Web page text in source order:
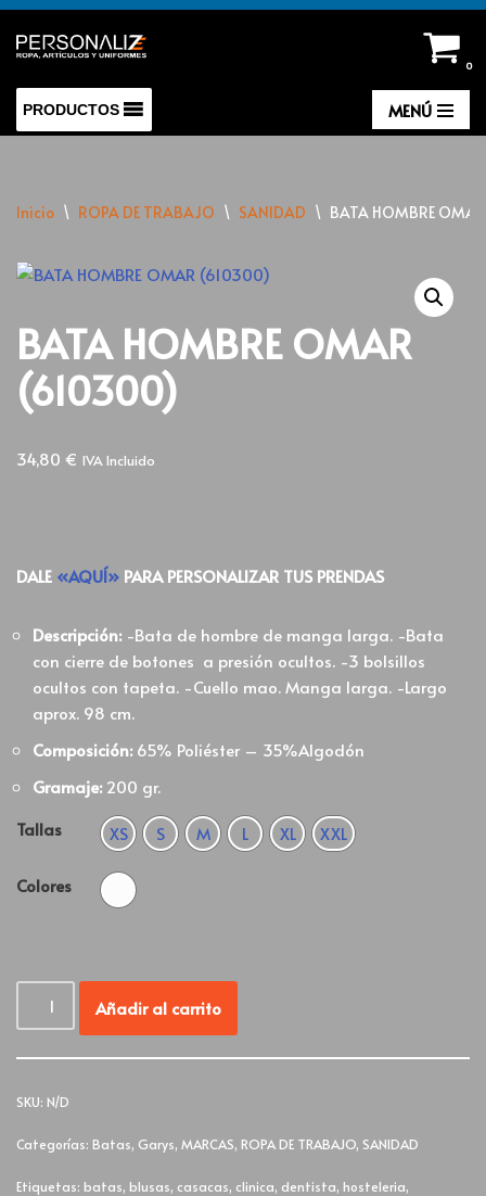
Saltar
al
contenido
0
PRODUCTOS MENÚ
Inicio \ ROPA DE TRABAJO \ SANIDAD \ BATA HOMBRE
BATA HOMBRE OMAR
(610300)
34,80 € IVA Incluido
DALE «AQUÍ» PARA PERSONALIZAR TUS PRENDAS
Descripción: -Bata de hombre de manga larga. -Bata
con cierre de botones a presión ocultos. -3 bolsillos
ocultos con tapeta. -Cuello mao. Manga larga. -Largo
aprox. 98 cm.
Composición:65% Poliéster – 35%Algodón
Gramaje:200 gr.
Tallas
XS S M L XL XXL
Colores
Añadir al carrito
SKU: N/D
Categorías: Batas, Garys, MARCAS, ROPA DE TRABAJO, SANIDAD
Etiquetas: batas, blusas, casacas, clinica, dentista, hosteleria,